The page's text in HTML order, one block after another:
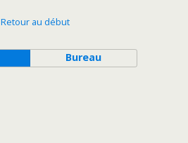
Retour au début
Bureau